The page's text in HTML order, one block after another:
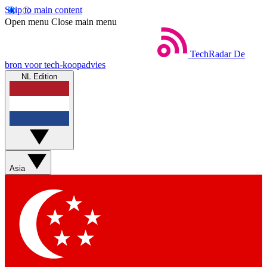
Skip to main content
Open menu Close main menu
TechRadar De
bron voor tech-koopadvies
NL Edition
Asia